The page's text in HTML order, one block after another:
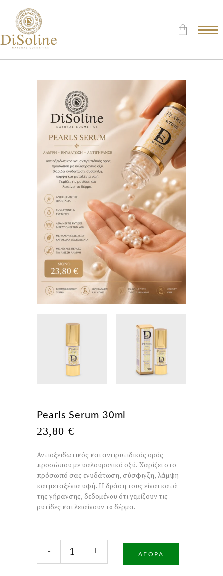
Καλάθι.
Pearls Serum 30ml
23,80 €
Αντιοξειδωτικός και αντιρυτιδικός ορός
προσώπου με υαλουρονικό οξύ. Χαρίζει στο
πρόσωπό σας ενυδάτωση, σύσφιγξη, λάμψη
και μεταξένια υφή. Η δράση τους είναι κατά
της γήρανσης, δεδομένου ότι γεμίζουν τις
ρυτίδες και λειαίνουν το δέρμα.
Serum
30ml
- + ΑΓΟΡΆ